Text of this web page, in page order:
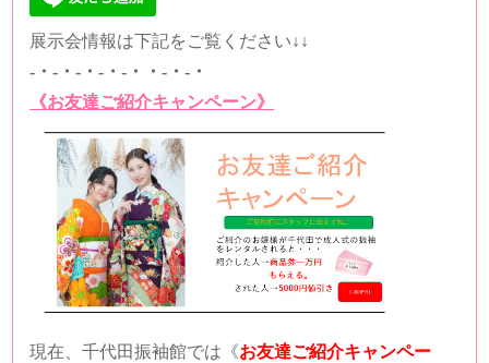
展示会情報は下記をご覧ください↓↓
-・-・-・-・-・・-・-・
《お友達ご紹介キャンペーン》
現在、千代田振袖館では 《お友達ご紹介キャンペー